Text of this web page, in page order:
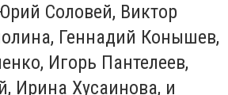
Соловей, Виктор
Геннадий Конышев,
Игорь Пантелеев,
Ирина Хусаинова, и